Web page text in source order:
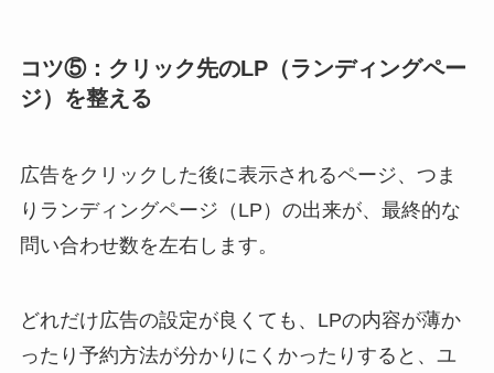
コツ⑤：クリック先のLP（ランディングペー
ジ）を整える
広告をクリックした後に表示されるページ、つま
りランディングページ（LP）の出来が、最終的な
問い合わせ数を左右します。
どれだけ広告の設定が良くても、LPの内容が薄か
ったり予約方法が分かりにくかったりすると、ユ